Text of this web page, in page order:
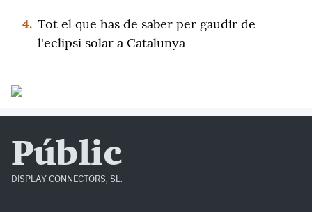
4. Tot el que has de saber per gaudir de
l'eclipsi solar a Catalunya
Públic
DISPLAY CONNECTORS, SL.